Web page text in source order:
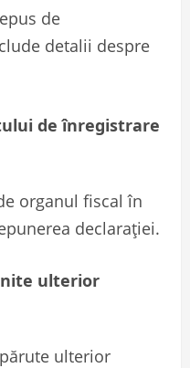
de
detalii despre
de înregistrare
organul fiscal în
declarației.
ulterior
ulterior